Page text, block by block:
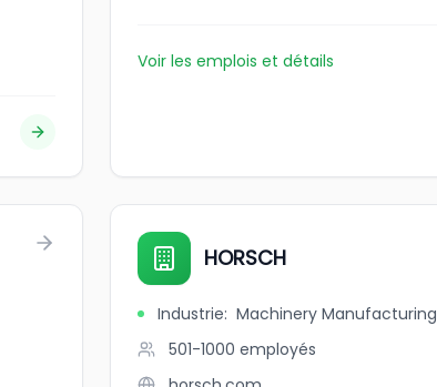
Voir les emplois et détails
HORSCH
Industrie: Machinery Manufacturing
501-1000 employés